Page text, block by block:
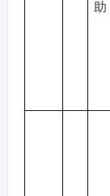
助